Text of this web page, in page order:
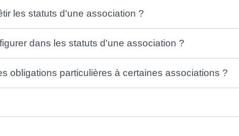
les statuts d'une association ?
dans les statuts d'une association ?
obligations particulières à certaines associations ?